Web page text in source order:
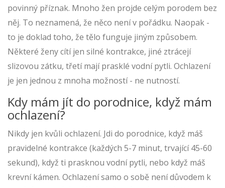
povinný příznak. Mnoho žen projde celým porodem bez
něj. To neznamená, že něco není v pořádku. Naopak -
to je doklad toho, že tělo funguje jiným způsobem.
Některé ženy cítí jen silné kontrakce, jiné ztrácejí
slizovou zátku, třetí mají prasklé vodní pytli. Ochlazení
je jen jednou z mnoha možností - ne nutností.
Kdy mám jít do porodnice, když mám
ochlazení?
Nikdy jen kvůli ochlazení. Jdi do porodnice, když máš
pravidelné kontrakce (každých 5-7 minut, trvající 45-60
sekund), když ti prasknou vodní pytli, nebo když máš
krevní kámen. Ochlazení samo o sobě není důvodem k